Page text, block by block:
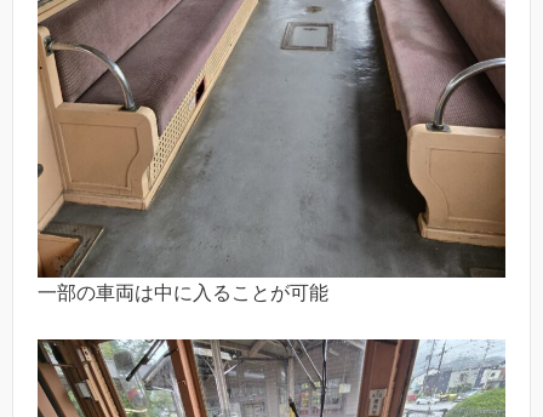
一部の車両は中に入ることが可能